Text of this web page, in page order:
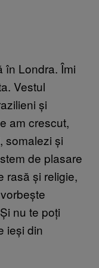
în Londra. Îmi
Vestul
și
am crescut,
somalezi și
de plasare
rasă și religie,
nu te poți
ieși din